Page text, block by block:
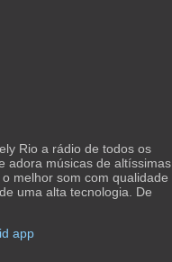
Rio a rádio de todos os
adora músicas de altíssimas
melhor som com qualidade
uma alta tecnologia. De